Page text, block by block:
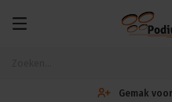
Gemak